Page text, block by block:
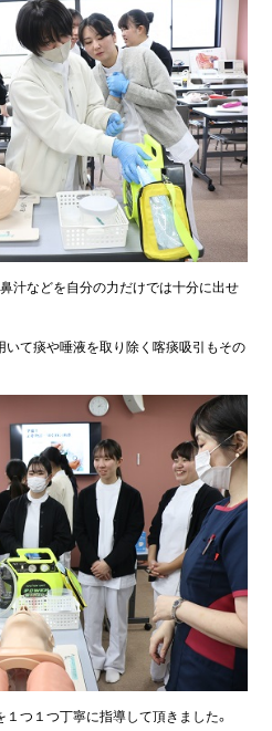
汁などを自分の力だけでは十分に出せ
いて痰や唾液を取り除く喀痰吸引もその
つ１つ丁寧に指導して頂きました。